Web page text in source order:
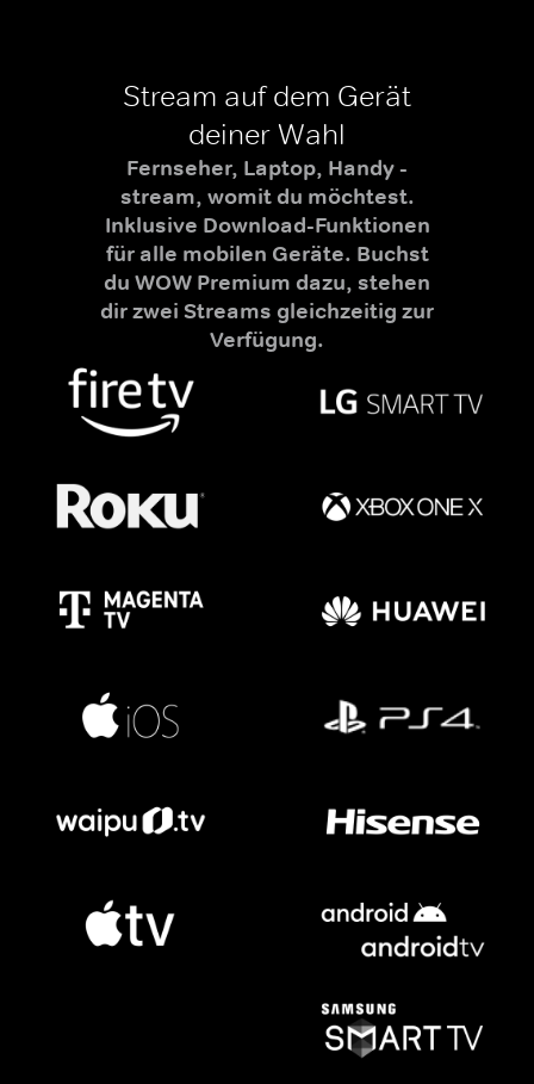
Stream auf dem Gerät
deiner Wahl
Fernseher, Laptop, Handy -
stream, womit du möchtest.
Inklusive Download-Funktionen
für alle mobilen Geräte. Buchst
du WOW Premium dazu, stehen
dir zwei Streams gleichzeitig zur
Verfügung.